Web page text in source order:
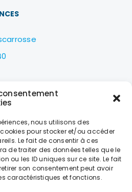
nous utilisons des
pour stocker et/ou accéder
Le fait de consentir à ces
de traiter des données telles que le
ou les ID uniques sur ce site. Le fait
son consentement peut avoir
caractéristiques et fonctions.
Jean Udaquiola
47